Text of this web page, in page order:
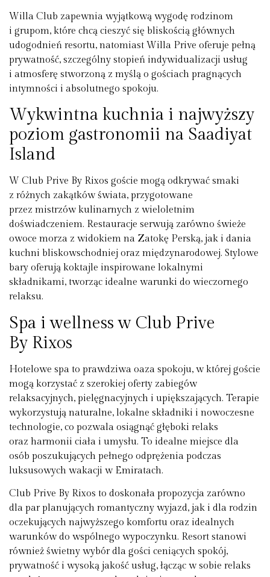
Willa Club zapewnia wyjątkową wygodę rodzinom
i grupom, które chcą cieszyć się bliskością głównych
udogodnień resortu, natomiast Willa Prive oferuje pełną
prywatność, szczególny stopień indywidualizacji usług
i atmosferę stworzoną z myślą o gościach pragnących
intymności i absolutnego spokoju.
Wykwintna kuchnia i najwyższy
poziom gastronomii na Saadiyat
Island
W Club Prive By Rixos goście mogą odkrywać smaki
z różnych zakątków świata, przygotowane
przez mistrzów kulinarnych z wieloletnim
doświadczeniem. Restauracje serwują zarówno świeże
owoce morza z widokiem na Zatokę Perską, jak i dania
kuchni bliskowschodniej oraz międzynarodowej. Stylowe
bary oferują koktajle inspirowane lokalnymi
składnikami, tworząc idealne warunki do wieczornego
relaksu.
Spa i wellness w Club Prive
By Rixos
Hotelowe spa to prawdziwa oaza spokoju, w której goście
mogą korzystać z szerokiej oferty zabiegów
relaksacyjnych, pielęgnacyjnych i upiększających. Terapie
wykorzystują naturalne, lokalne składniki i nowoczesne
technologie, co pozwala osiągnąć głęboki relaks
oraz harmonii ciała i umysłu. To idealne miejsce dla
osób poszukujących pełnego odprężenia podczas
luksusowych wakacji w Emiratach.
Club Prive By Rixos to doskonała propozycja zarówno
dla par planujących romantyczny wyjazd, jak i dla rodzin
oczekujących najwyższego komfortu oraz idealnych
warunków do wspólnego wypoczynku. Resort stanowi
również świetny wybór dla gości ceniących spokój,
prywatność i wysoką jakość usług, łącząc w sobie relaks